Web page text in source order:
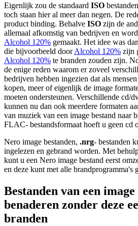
Eigenlijk zou de standaard ISO
toch staan hier al meer dan negen. De
product binding. Behalve ISO zijn de
allemaal afkomstig van bedrijven en
Alcohol 120% gemaakt. Het idee was
die bijvoorbeeld doorAlcohol 120% zijn
Alcohol 120% te branden zouden zijn.
de enige reden waarom er zoveel
bedrijven hebben ingezien dat als
kopen, meer of eigenlijk de image
moeten ondersteunen. Verschillende cd/
kunnen nu dan ook meerdere formaten
van muziek van een image bestand naar
FLAC- bestandsformaat hoeft u geen cd
Nero image bestanden, .nrg- bestanden
ingelezen en gebrand worden. Met
kunt u een Nero image bestand eerst
en deze kunt met alle brandprogramma's
Bestanden van een image
benaderen zonder deze
branden